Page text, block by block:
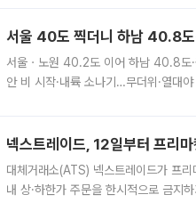
서울 40도 찍더니 하남 40.8
서울ㆍ노원 40.2도 이어 하남 40.8도
안 비 시작·내륙 소나기…무더위·열대
넥스트레이드, 12일부터 프리마
대체거래소(ATS) 넥스트레이드가 프
내 상·하한가 주문을 한시적으로 금지